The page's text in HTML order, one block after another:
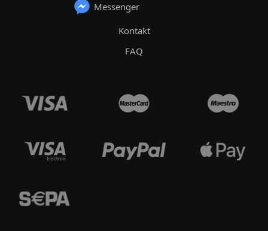
Messenger
Kontakt
FAQ